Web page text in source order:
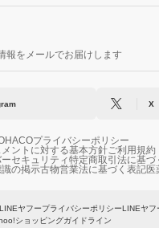
報をメールでお届けします
X
プライバシーポリシー
ントに対する基本方針ご利用規約
セキュリティ特定商取引法に基づ
の掲示古物営業法に基づく表記医
LINEヤフープライバシーポリシーLINEヤフ
ショッピングガイドライン